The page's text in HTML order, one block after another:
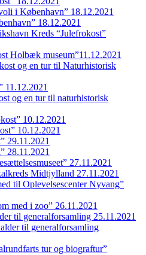
i København” 18.12.2021
18.12.2021
Kreds “Julefrokost”
Holbæk museum”11.12.2021
og en tur til Naturhistorisk
11.12.2021
og en tur til naturhistorisk
10.12.2021
10.12.2021
29.11.2021
28.11.2021
27.11.2021
Midtjylland 27.11.2021
til Oplevelsescenter Nyvang”
med i zoo” 26.11.2021
til generalforsamling 25.11.2021
til generalforsamling
tur og biograftur”